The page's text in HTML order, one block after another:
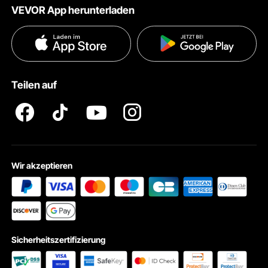
gekauft werden muss.
Zahlungsmethoden
Influencer Programm
Nutzungsbedingungen
Datenschutzerklärung
VEVOR App herunterladen
Teilen auf
Wir akzeptieren
Sicherheitszertifizierung